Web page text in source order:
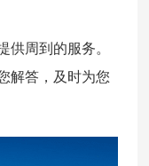
周到的服务。
解答，及时为您